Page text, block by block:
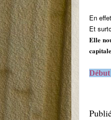
En
Et
Elle
Début